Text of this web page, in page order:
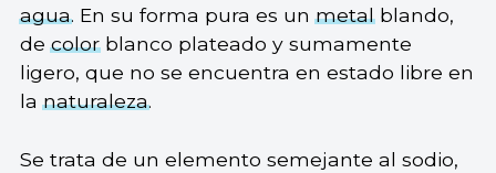
agua. En su forma pura es unmetalblando,
decolorblanco plateado y sumamente
ligero, que no se encuentra en estado libre en
lanaturaleza.
Se trata de un elemento semejante al sodio,